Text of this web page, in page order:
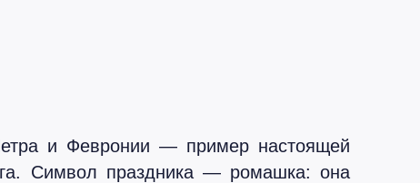
и Февронии — пример настоящей
Символ праздника — ромашка: она